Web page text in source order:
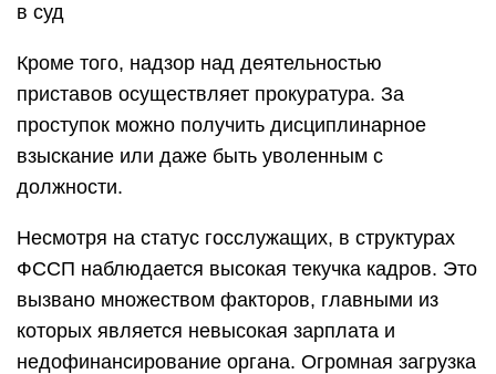
в суд
Кроме того, надзор над деятельностью
приставов осуществляет прокуратура. За
проступок можно получить дисциплинарное
взыскание или даже быть уволенным с
должности.
Несмотря на статус госслужащих, в структурах
ФССП наблюдается высокая текучка кадров. Это
вызвано множеством факторов, главными из
которых является невысокая зарплата и
недофинансирование органа. Огромная загрузка